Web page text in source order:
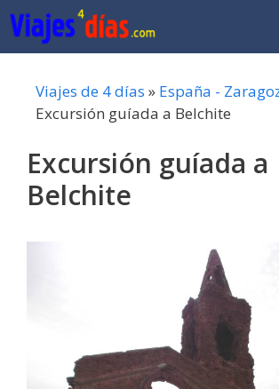
Saltar
al
contenido
Viajes de 4 días » España -
Excursión guíada a Belchite
Excursión guíada a
Belchite